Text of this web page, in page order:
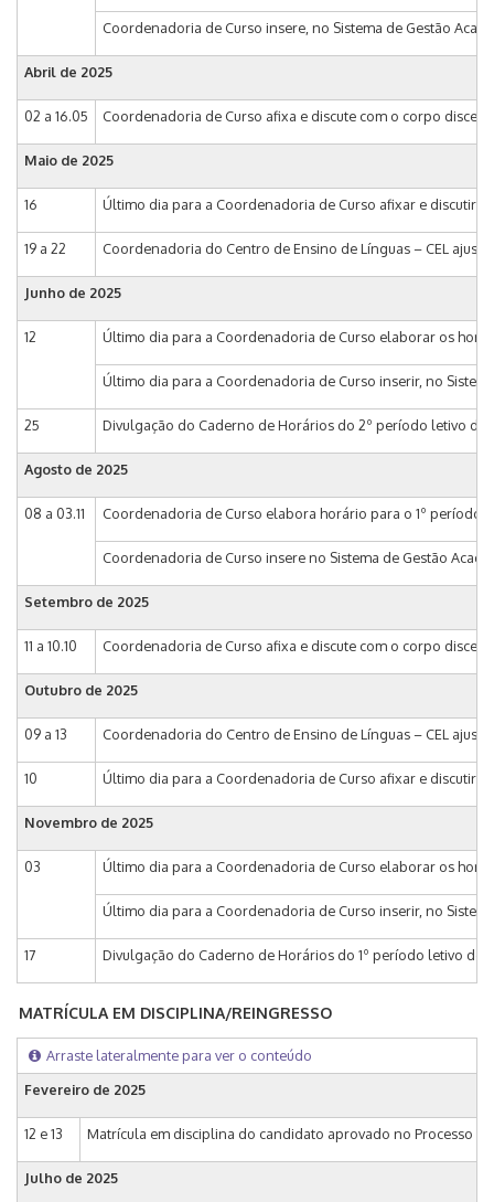
Coordenadoria de Curso insere, no Sistema de Gestão
Abril de 2025
02 a 16.05 Coordenadoria de Curso afixa e discute com o corpo
Maio de 2025
16 Último dia para a Coordenadoria de Curso afixar e discutir
19 a 22 Coordenadoria do Centro de Ensino de Línguas – CEL
Junho de 2025
12 Último dia para a Coordenadoria de Curso elaborar os
Último dia para a Coordenadoria de Curso inserir, no
25 Divulgação do Caderno de Horários do 2º período letivo de
Agosto de 2025
08 a 03.11 Coordenadoria de Curso elabora horário para o 1º período
Coordenadoria de Curso insere no Sistema de Gestão
Setembro de 2025
11 a 10.10 Coordenadoria de Curso afixa e discute com o corpo
Outubro de 2025
09 a 13 Coordenadoria do Centro de Ensino de Línguas – CEL
10 Último dia para a Coordenadoria de Curso afixar e discutir
Novembro de 2025
03 Último dia para a Coordenadoria de Curso elaborar os
Último dia para a Coordenadoria de Curso inserir, no
17 Divulgação do Caderno de Horários do 1º período letivo de
MATRÍCULA EM DISCIPLINA/REINGRESSO
Arraste lateralmente para ver o conteúdo
Fevereiro de 2025
12 e 13 Matrícula em disciplina do candidato aprovado no Processo
Julho de 2025